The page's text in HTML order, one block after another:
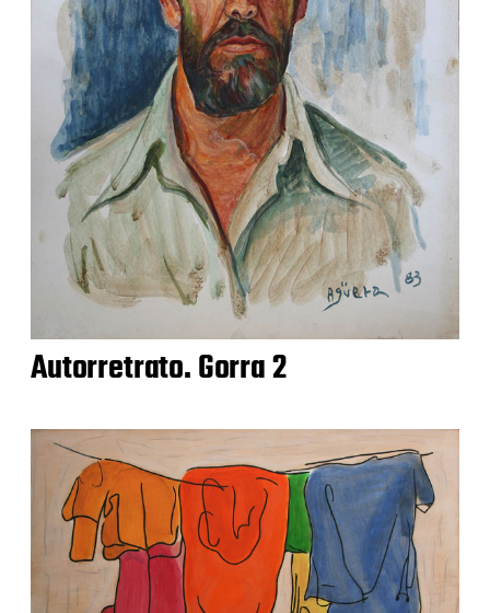
Autorretrato. Gorra 2